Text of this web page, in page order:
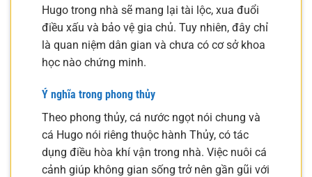
Hugo trong nhà sẽ mang lại tài lộc, xua đuổi
điều xấu và bảo vệ gia chủ. Tuy nhiên, đây chỉ
là quan niệm dân gian và chưa có cơ sở khoa
học nào chứng minh.
Ý nghĩa trong phong thủy
Theo phong thủy, cá nước ngọt nói chung và
cá Hugo nói riêng thuộc hành Thủy, có tác
dụng điều hòa khí vận trong nhà. Việc nuôi cá
cảnh giúp không gian sống trở nên gần gũi với